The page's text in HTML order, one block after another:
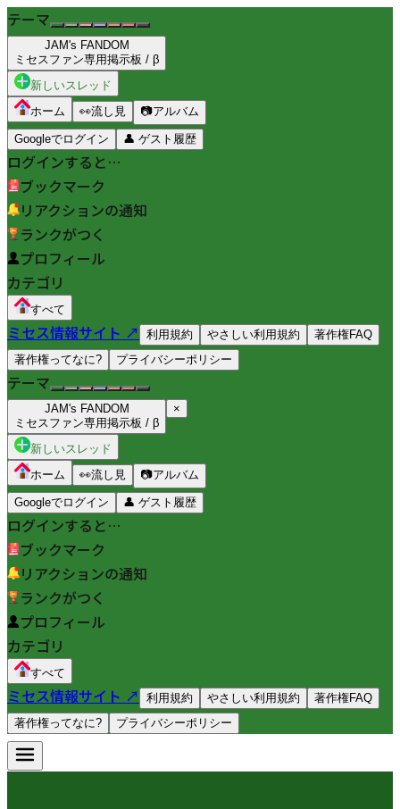
テーマ
JAM's FANDOM
ミセスファン専用掲示板 / β
新しいスレッド
ホーム
👀流し見 📷アルバム
Googleでログイン 👤 ゲスト履歴
ログインすると…
ブックマーク
リアクションの通知
ランクがつく
プロフィール
カテゴリ
すべて
ミセス情報サイト ↗ 利用規約 やさしい利用規約
著作権FAQ
著作権ってなに?
プライバシーポリシー
テーマ
JAM's FANDOM
ミセスファン専用掲示板 / β
×
新しいスレッド
ホーム
👀流し見 📷アルバム
Googleでログイン 👤 ゲスト履歴
ログインすると…
ブックマーク
リアクションの通知
ランクがつく
プロフィール
カテゴリ
すべて
ミセス情報サイト ↗ 利用規約 やさしい利用規約
著作権FAQ
著作権ってなに?
プライバシーポリシー